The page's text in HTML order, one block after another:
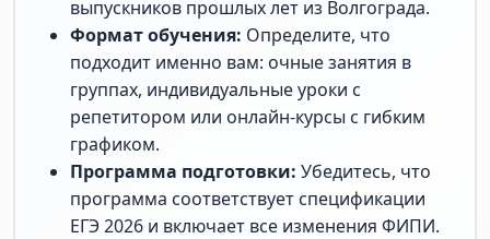
выпускников прошлых лет из Волгограда.
Формат обучения: Определите, что
подходит именно вам: очные занятия в
группах, индивидуальные уроки с
репетитором или онлайн-курсы с гибким
графиком.
Программа подготовки: Убедитесь, что
программа соответствует спецификации
ЕГЭ 2026 и включает все изменения ФИПИ.